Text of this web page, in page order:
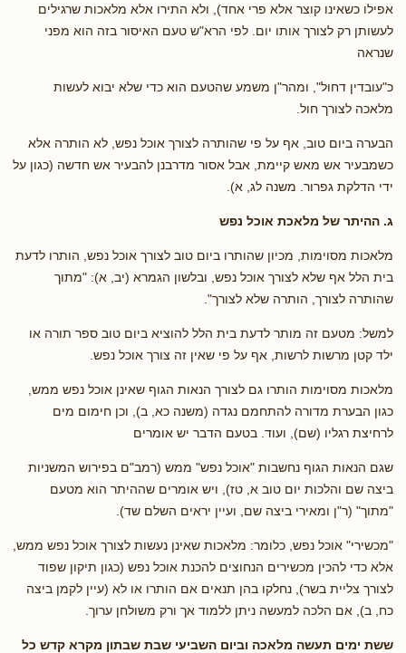
אפילו כשאינו קוצר אלא פרי אחד), ולא התירו אלא מלאכות שרגילים
לעשותן רק לצורך אותו יום. לפי הרא"ש טעם האיסור בזה הוא מפני
שנראה
כ"עובדין דחול", ומהר"ן משמע שהטעם הוא כדי שלא יבוא לעשות
מלאכה לצורך חול.
הבערה ביום טוב, אף על פי שהותרה לצורך אוכל נפש, לא הותרה אלא
כשמבעיר אש מאש קיימת, אבל אסור מדרבנן להבעיר אש חדשה (כגון על
ידי הדלקת גפרור. משנה לג, א).
ג. ההיתר של מלאכת אוכל נפש
מלאכות מסוימות, מכיון שהותרו ביום טוב לצורך אוכל נפש, הותרו לדעת
בית הלל אף שלא לצורך אוכל נפש, ובלשון הגמרא (יב, א): "מתוך
שהותרה לצורך, הותרה שלא לצורך".
למשל: מטעם זה מותר לדעת בית הלל להוציא ביום טוב ספר תורה או
ילד קטן מרשות לרשות, אף על פי שאין זה צורך אוכל נפש.
מלאכות מסוימות הותרו גם לצורך הנאות הגוף שאינן אוכל נפש ממש,
כגון הבערת מדורה להתחמם נגדה (משנה כא, ב), וכן חימום מים
לרחיצת רגליו (שם), ועוד. בטעם הדבר יש אומרים
שגם הנאות הגוף נחשבות "אוכל נפש" ממש (רמב"ם בפירוש המשניות
ביצה שם והלכות יום טוב א, טז), ויש אומרים שההיתר הוא מטעם
"מתוך" (ר"ן ומאירי ביצה שם, ועיין יראים השלם שד).
"מכשירי" אוכל נפש, כלומר: מלאכות שאינן נעשות לצורך אוכל נפש ממש,
אלא כדי להכין מכשירים הנחוצים להכנת אוכל נפש (כגון תיקון שפוד
לצורך צליית בשר), נחלקו בהן תנאים אם הותרו או לא (עיין לקמן ביצה
כח, ב), אם הלכה למעשה ניתן ללמוד אך ורק משולחן ערוך.
ששת ימים תעשה מלאכה וביום השביעי שבת שבתון מקרא קדש כל